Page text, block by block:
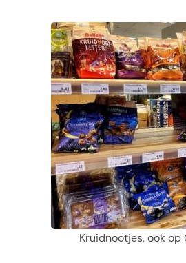
Kruidnootjes, ook op